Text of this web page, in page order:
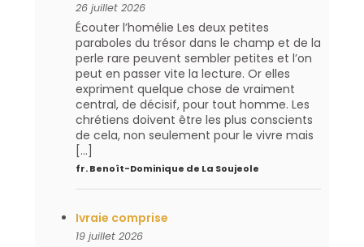
26 juillet 2026
Écouter l’homélie Les deux petites
paraboles du trésor dans le champ et de la
perle rare peuvent sembler petites et l’on
peut en passer vite la lecture. Or elles
expriment quelque chose de vraiment
central, de décisif, pour tout homme. Les
chrétiens doivent être les plus conscients
de cela, non seulement pour le vivre mais
[…]
fr. Benoît-Dominique de La Soujeole
Ivraie comprise
19 juillet 2026